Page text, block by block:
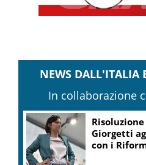
NEWS DALL'ITALIA
In collaborazione
Risoluzione
Giorgetti
con i